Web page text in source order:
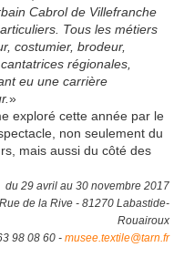
Cabrol de Villefranche
Tous les métiers
costumier, brodeur,
régionales,
eu une carrière
»
exploré cette année par le
non seulement du
mais aussi du côté des
du 29 avril au 30 novembre 2017
de la Rive - 81270 Labastide-
Rouairoux
98 08 60 - musee.textile@tarn.fr